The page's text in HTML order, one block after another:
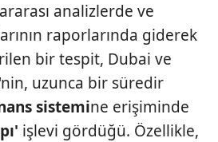
analizlerde ve
raporlarında giderek
bir tespit, Dubai ve
uzunca bir süredir
sistemine erişiminde
işlevi gördüğü. Özellikle,